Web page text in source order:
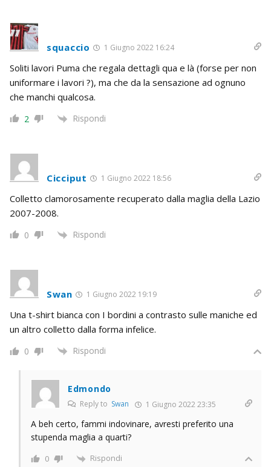
squaccio 1 Giugno 2022 16:24
Soliti lavori Puma che regala dettagli qua e là (forse per non
uniformare i lavori ?), ma che da la sensazione ad ognuno
che manchi qualcosa.
2 Rispondi
Cicciput 1 Giugno 2022 18:56
Colletto clamorosamente recuperato dalla maglia della Lazio
2007-2008.
0 Rispondi
Swan 1 Giugno 2022 19:19
Una t-shirt bianca con I bordini a contrasto sulle maniche ed
un altro colletto dalla forma infelice.
0 Rispondi
Edmondo
Reply to Swan 1 Giugno 2022 23:35
A beh certo, fammi indovinare, avresti preferito una
stupenda maglia a quarti?
0 Rispondi